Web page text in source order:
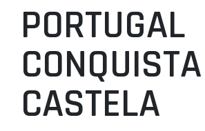
ÚLTIMAS
COMPETIÇÕES
ASSOCIAÇÕES
CLUBES
AGENTES
PORTUGAL
CONQUISTA
CASTELA